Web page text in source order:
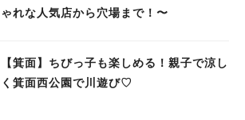
ゃれな人気店から穴場まで！〜
【箕面】ちびっ子も楽しめる！親子で涼し
く箕面西公園で川遊び♡